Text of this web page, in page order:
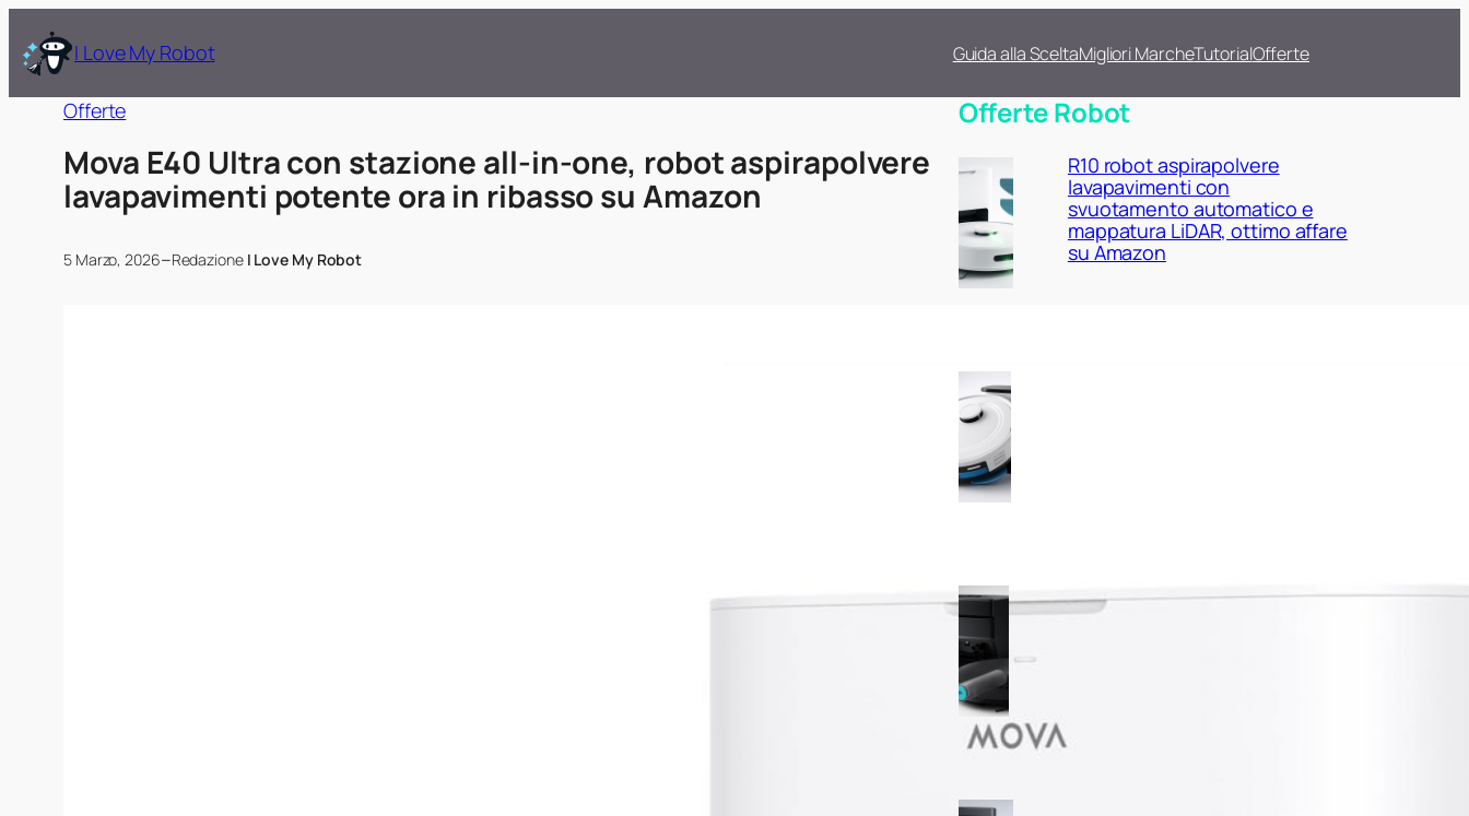
I Love My Robot Guida alla SceltaMigliori MarcheTutorialOfferte
Offerte
Mova E40 Ultra con stazione all-in-one, robot aspirapolvere
lavapavimenti potente ora in ribasso su Amazon
5 Marzo, 2026–Redazione I Love My Robot
Offerte Robot
R10 robot aspirapolvere
lavapavimenti con
svuotamento automatico e
mappatura LiDAR, ottimo affare
su Amazon
Lefant M5 MAX, robot
aspirapolvere lavapavimenti